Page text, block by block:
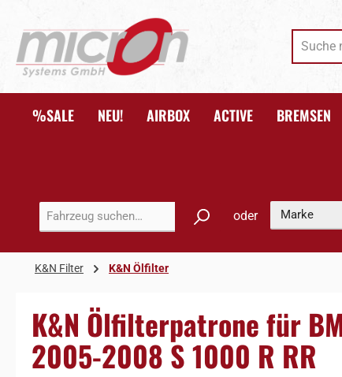
Zur Hauptnavigation springen
%SALE NEU! AIRBOX ACTIVE BREMSEN
oder
K&N Filter K&N Ölfilter
K&N Ölfilterpatrone für
2005-2008 S 1000 R RR